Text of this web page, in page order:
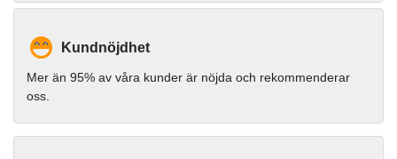
Kundnöjdhet
Mer än 95% av våra kunder är nöjda och rekommenderar
oss.